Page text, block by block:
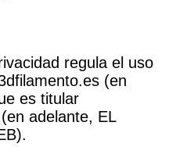
regula el uso
(en
es titular
adelante, EL